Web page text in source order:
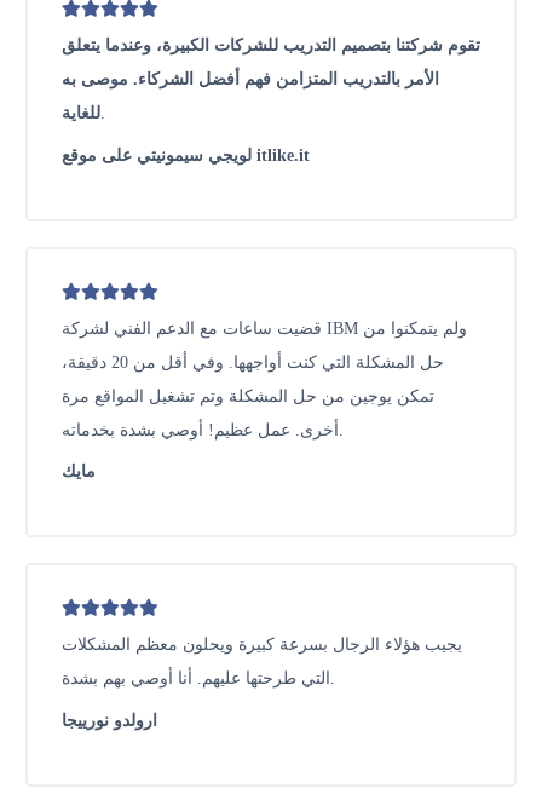
تقوم شركتنا بتصميم التدريب للشركات الكبيرة، وعندما يتعلق
الأمر بالتدريب المتزامن فهم أفضل الشركاء. موصى به
للغاية
لويجي سيمونيتي على موقع itlike.it
قضيت ساعات مع الدعم الفني لشركة IBM ولم يتمكنوا من
حل المشكلة التي كنت أواجهها. وفي أقل من 20 دقيقة،
تمكن يوجين من حل المشكلة وتم تشغيل المواقع مرة
مايك
يجيب هؤلاء الرجال بسرعة كبيرة ويحلون معظم المشكلات
التي طرحتها عليهم. أنا أوصي بهم بشدة.
ارولدو نورييجا